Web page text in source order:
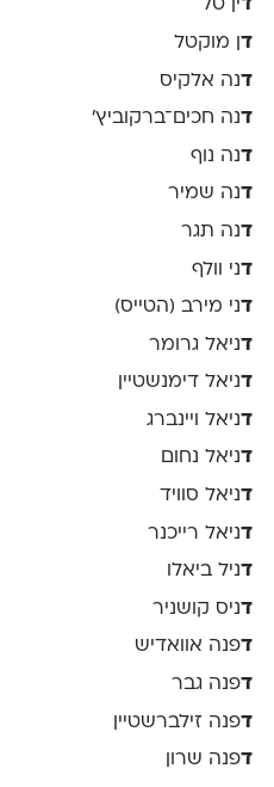
דין טל
דן מוקטל
דנה אלקיס
דנה חכים־ברקוביץ׳
דנה נוף
דנה שמיר
דנה תגר
דני וולף
דני מירב (הטייס)
דניאל גרומר
דניאל דימנשטיין
דניאל ויינברג
דניאל נחום
דניאל סוויד
דניאל רייכנר
דניל ביאלו
דניס קושניר
דפנה אוואדיש
דפנה גבר
דפנה זילברשטיין
דפנה שרון